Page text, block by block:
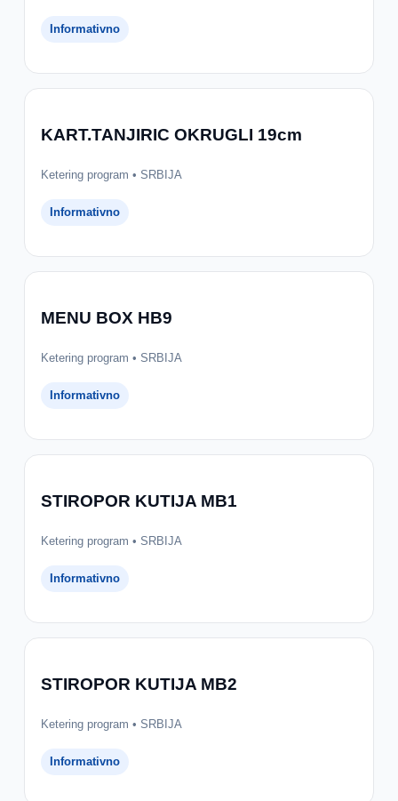
Informativno
KART.TANJIRIC OKRUGLI 19cm
Ketering program • SRBIJA
Informativno
MENU BOX HB9
Ketering program • SRBIJA
Informativno
STIROPOR KUTIJA MB1
Ketering program • SRBIJA
Informativno
STIROPOR KUTIJA MB2
Ketering program • SRBIJA
Informativno